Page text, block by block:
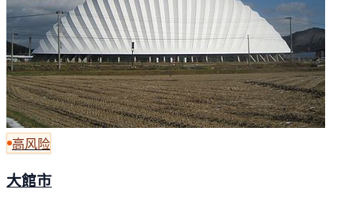
高风险
大館市